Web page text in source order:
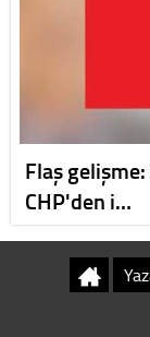
Flaş
CHP'den i…